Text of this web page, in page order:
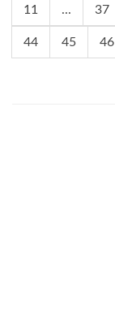
11 ... 37
44 45 46